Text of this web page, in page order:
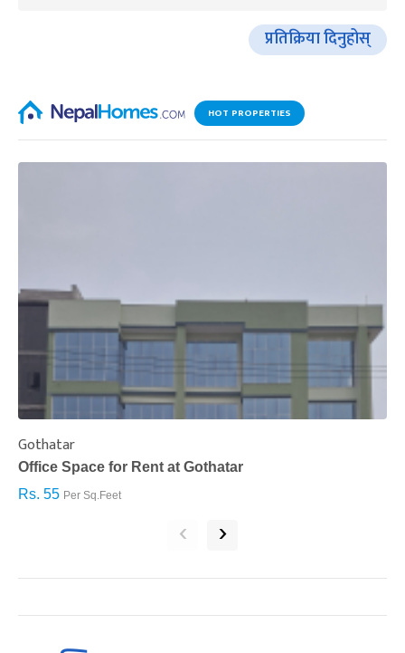
प्रतिक्रिया दिनुहोस्
HOT PROPERTIES
Gothatar
Office Space for Rent at Gothatar
Rs. 55 Per Sq.Feet
‹ ›